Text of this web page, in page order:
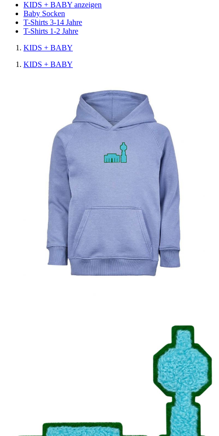
KIDS + BABY anzeigen
Baby Socken
T-Shirts 3-14 Jahre
T-Shirts 1-2 Jahre
KIDS + BABY
KIDS + BABY